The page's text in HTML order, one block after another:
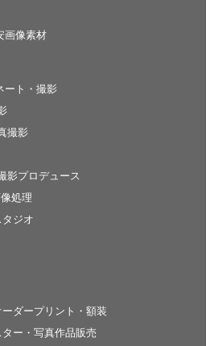
画像素材
ート・撮影
撮影
影プロデュース
処理
ジオ
ダープリント・額装
ー・写真作品販売